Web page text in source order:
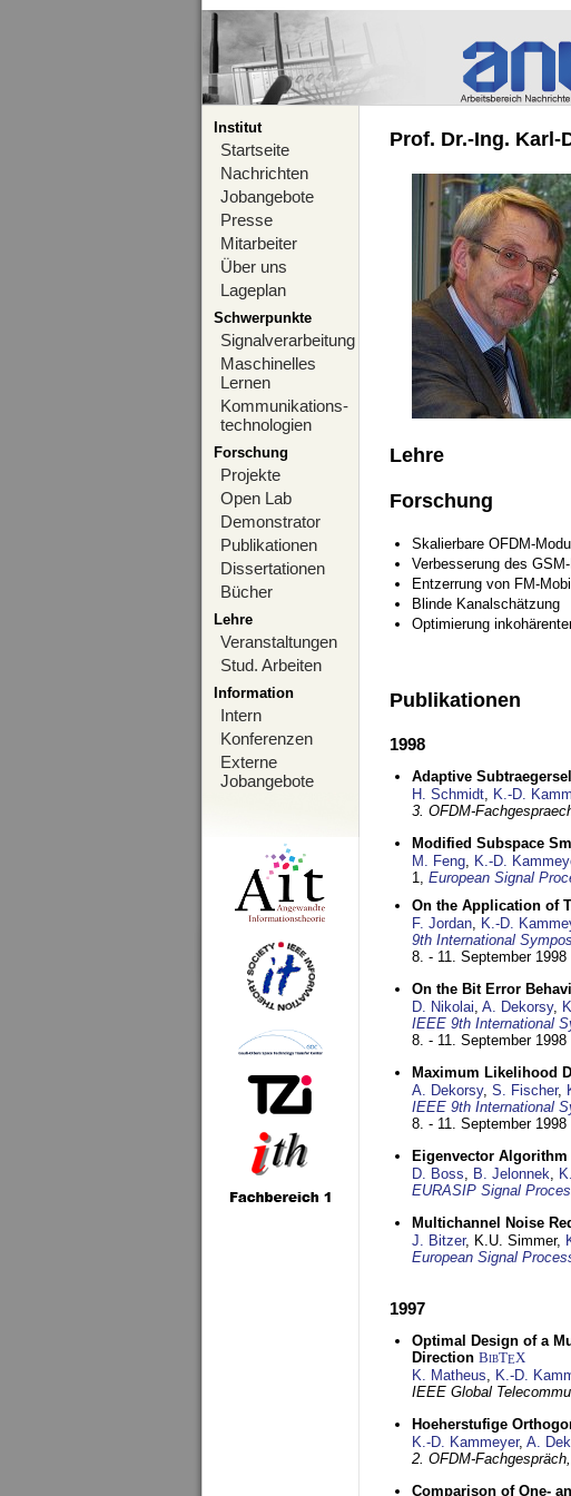
Institut
Startseite
Nachrichten
Jobangebote
Presse
Mitarbeiter
Über uns
Lageplan
Schwerpunkte
Signalverarbeitung
Maschinelles
Lernen
Kommunikations-
technologien
Forschung
Projekte
Open Lab
Demonstrator
Publikationen
Dissertationen
Bücher
Lehre
Veranstaltungen
Stud. Arbeiten
Information
Intern
Konferenzen
Externe
Jobangebote
Prof. Dr.-Ing.
Lehre
Forschung
Skalierbare OFDM-
Verbesserung des
Entzerrung von FM-
Blinde Kanalschätzung
Optimierung
Publikationen
1998
Adaptive
H. Schmidt, K.-D.
3. OFDM-
Modified Subspace
M. Feng, K.-D.
1, European Signal
On the Application of
F. Jordan, K.-D.
9th International
8. - 11. September 1998
On the Bit Error
D. Nikolai, A. Dekorsy,
IEEE 9th International
8. - 11. September 1998
Maximum Likelihood
A. Dekorsy, S. Fischer,
IEEE 9th International
8. - 11. September 1998
Eigenvector
D. Boss, B. Jelonnek,
EURASIP Signal
Multichannel Noise
J. Bitzer, K.U. Simmer,
European Signal
1997
Optimal Design of a
Direction BibTEX
K. Matheus, K.-D.
IEEE Global
Hoeherstufige
K.-D. Kammeyer, A.
2. OFDM-Fachgespräch,
Comparison of One-